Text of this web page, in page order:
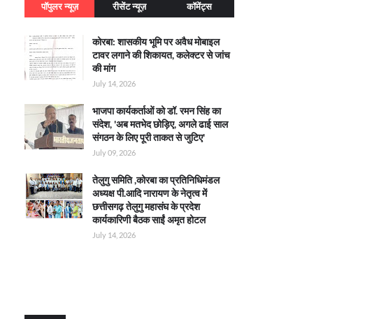
पॉपुलर न्यूज़ रीसेंट न्यूज़ कॉमेंट्स
कोरबा: शासकीय भूमि पर अवैध मोबाइल
टावर लगाने की शिकायत, कलेक्टर से जांच
की मांग
July 14, 2026
भाजपा कार्यकर्ताओं को डॉ. रमन सिंह का
संदेश, 'अब मतभेद छोड़िए, अगले ढाई साल
संगठन के लिए पूरी ताकत से जुटिए'
July 09, 2026
तेलुगु समिति ,कोरबा का प्रतिनिधिमंडल
अध्यक्ष पी.आदि नारायण के नेतृत्व में
छत्तीसगढ़ तेलुगु महासंघ के प्रदेश
कार्यकारिणी बैठक साईं अमृत होटल
July 14, 2026